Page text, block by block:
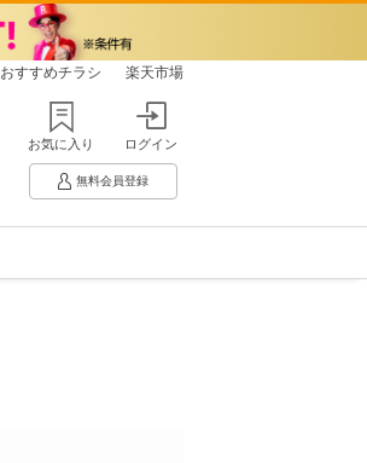
おすすめチラシ 楽天市場
お気に入り ログイン
無料会員登録